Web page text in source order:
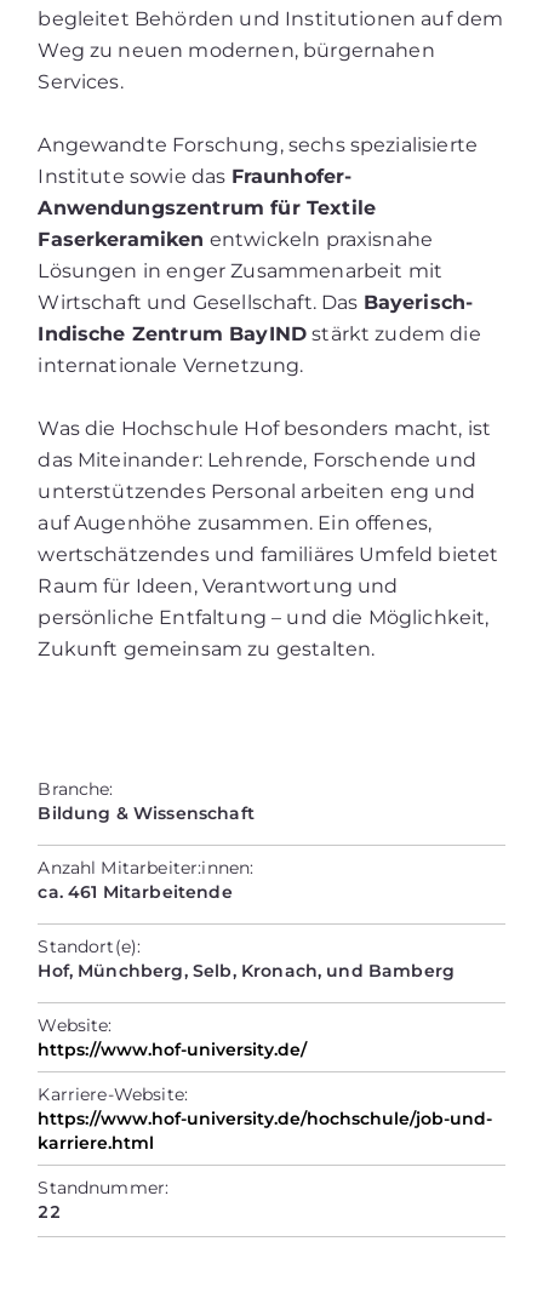
Branche:
Bildung & Wissenschaft
Anzahl Mitarbeiter:innen:
ca. 461 Mitarbeitende
Standort(e):
Hof, Münchberg, Selb, Kronach, und Bamberg
Website:
https://www.hof-university.de/
Karriere-Website:
https://www.hof-university.de/hochschule/job-und-
karriere.html
Standnummer:
22
begleitet Behörden und Institutionen auf dem
Weg zu neuen modernen, bürgernahen
Services.
Angewandte Forschung, sechs spezialisierte
Institute sowie das Fraunhofer-
Anwendungszentrum für Textile
Faserkeramiken entwickeln praxisnahe
Lösungen in enger Zusammenarbeit mit
Wirtschaft und Gesellschaft. Das Bayerisch-
Indische Zentrum BayIND stärkt zudem die
internationale Vernetzung.
Was die Hochschule Hof besonders macht, ist
das Miteinander: Lehrende, Forschende und
unterstützendes Personal arbeiten eng und
auf Augenhöhe zusammen. Ein offenes,
wertschätzendes und familiäres Umfeld bietet
Raum für Ideen, Verantwortung und
persönliche Entfaltung – und die Möglichkeit,
Zukunft gemeinsam zu gestalten.